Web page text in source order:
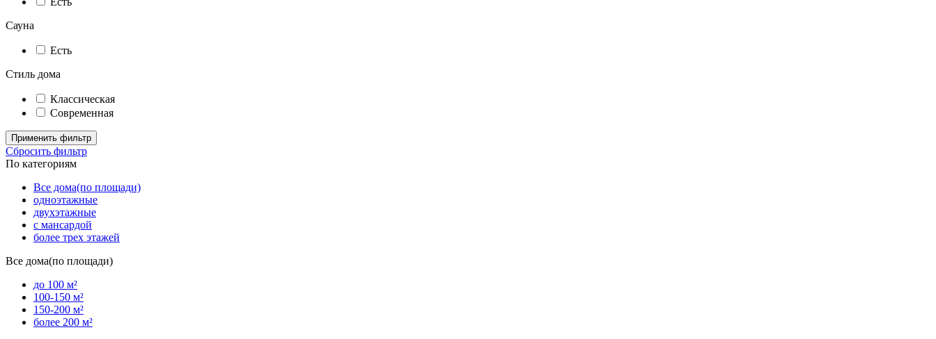
Сауна
Есть
Стиль дома
Классическая
Современная
Применить фильтр
Сбросить фильтр
По категориям
Все дома(по площади)
одноэтажные
двухэтажные
с мансардой
более трех этажей
Все дома(по площади)
до 100 м²
100-150 м²
150-200 м²
более 200 м²